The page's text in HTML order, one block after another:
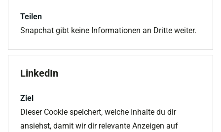
Teilen
Snapchat gibt keine Informationen an Dritte weiter.
LinkedIn
Ziel
Dieser Cookie speichert, welche Inhalte du dir
ansiehst, damit wir dir relevante Anzeigen auf